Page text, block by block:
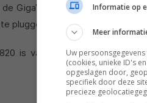
GigaView820 is dat het niet
pluggen op de HD TV of
is vanaf heden verkrijgbaar
Informatie op
Meer
Uw
(cookies, unieke ID's
opgeslagen door,
specifiek door deze
precieze